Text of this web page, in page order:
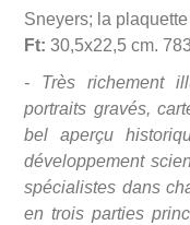
Sneyers; la
Ft: 30,5x22,5 cm.
- Très richement
portraits gravés,
bel aperçu
développement
spécialistes dans
en trois parties